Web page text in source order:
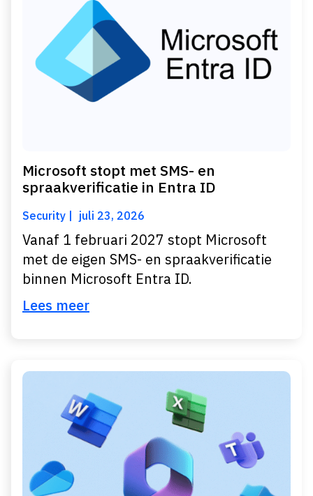
Microsoft stopt met SMS- en
spraakverificatie in Entra ID
Security juli 23, 2026
Vanaf 1 februari 2027 stopt Microsoft
met de eigen SMS- en spraakverificatie
binnen Microsoft Entra ID.
Lees meer